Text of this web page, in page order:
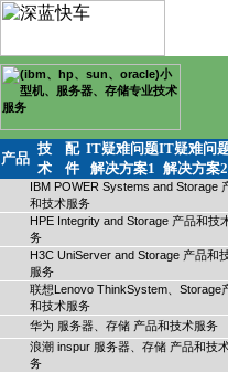
产品
技
术
配
件
IT疑难问题
解决方案1
IT疑难问
解决方案2
IBM POWER Systems and Storage
和技术服务
HPE Integrity and Storage 产品和技
务
H3C UniServer and Storage 产品和
服务
联想Lenovo ThinkSystem、Storage
和技术服务
华为 服务器、存储 产品和技术服务
浪潮 inspur 服务器、存储 产品和技
务